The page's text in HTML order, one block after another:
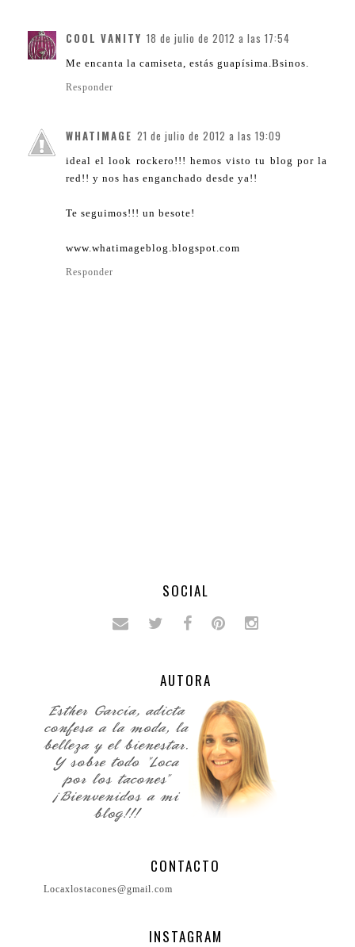
COOL VANITY 18 de julio de 2012 a las 17:54
Me encanta la camiseta, estás guapísima.Bsinos.
Responder
WHATIMAGE 21 de julio de 2012 a las 19:09
ideal el look rockero!!! hemos visto tu blog por la
red!! y nos has enganchado desde ya!!
Te seguimos!!! un besote!
www.whatimageblog.blogspot.com
Responder
SOCIAL
AUTORA
CONTACTO
Locaxlostacones@gmail.com
INSTAGRAM